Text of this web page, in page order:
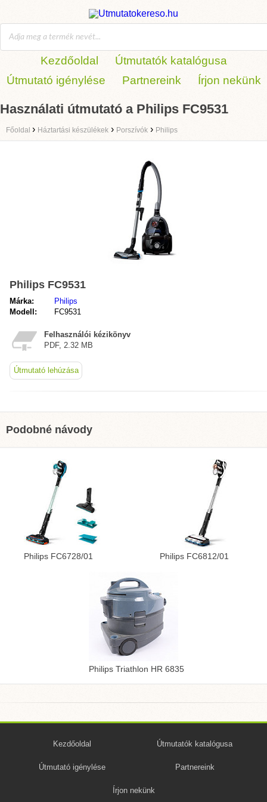
Kezdőoldal
Útmutatók katalógusa
Útmutató igénylése
Partnereink Írjon nekünk
Használati útmutató a Philips FC9531
Főoldal › Háztartási készülékek › Porszívók › Philips
Philips FC9531
Márka:
Philips
Modell:
FC9531
Felhasználói kézikönyv
PDF, 2.32 MB
Útmutató lehúzása
Podobné návody
Philips FC6728/01 Philips FC6812/01
Philips Triathlon HR 6835
Kezdőoldal Útmutatók katalógusa
Útmutató igénylése Partnereink
Írjon nekünk